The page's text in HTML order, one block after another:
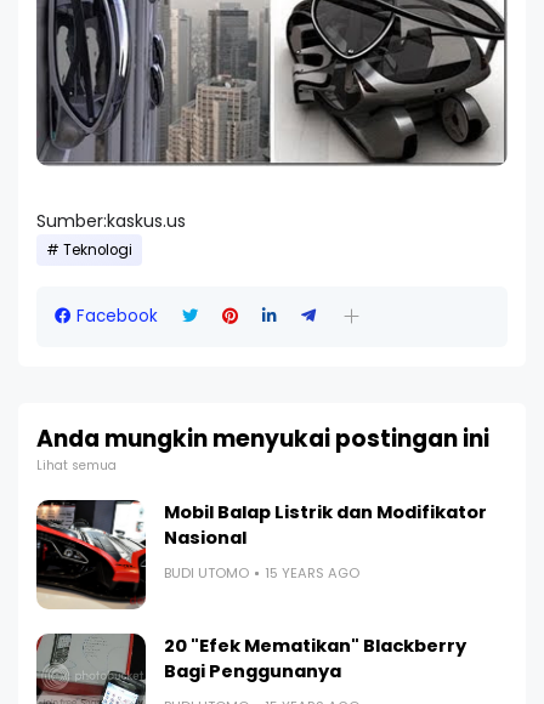
Sumber:kaskus.us
Teknologi
Facebook
Anda mungkin menyukai postingan ini
Lihat semua
Mobil Balap Listrik dan Modifikator
Nasional
BUDI UTOMO 15 YEARS AGO
20 "Efek Mematikan" Blackberry
Bagi Penggunanya